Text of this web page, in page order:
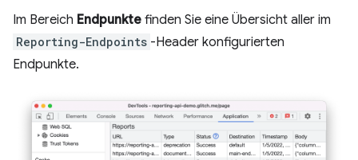
Im Bereich Endpunkte finden Sie eine Übersicht aller im
Reporting-Endpoints -Header konfigurierten
Endpunkte.